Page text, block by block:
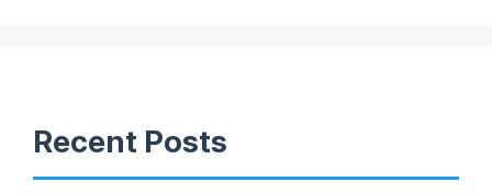
Recent Posts